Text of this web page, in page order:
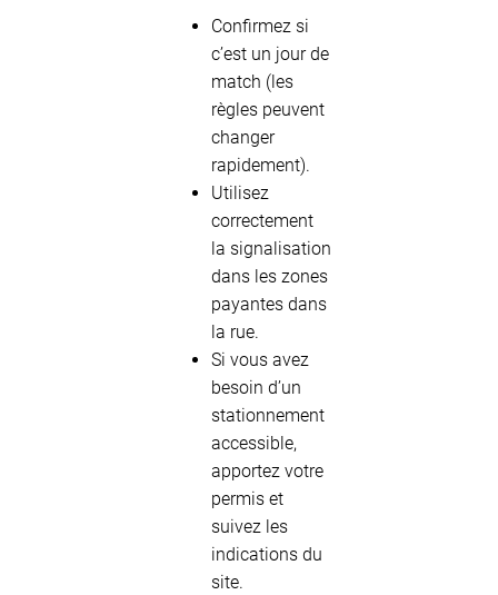
Confirmez si
c’est un jour de
match (les
règles peuvent
changer
rapidement).
Utilisez
correctement
la signalisation
dans les zones
payantes dans
la rue.
Si vous avez
besoin d’un
stationnement
accessible,
apportez votre
permis et
suivez les
indications du
site.